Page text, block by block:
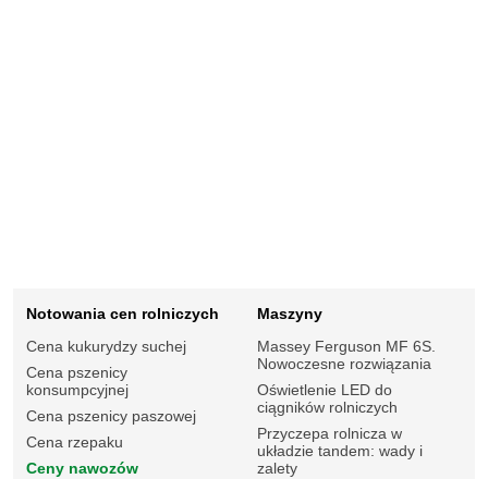
Notowania cen rolniczych
Cena kukurydzy suchej
Cena pszenicy
konsumpcyjnej
Cena pszenicy paszowej
Cena rzepaku
Ceny nawozów
Maszyny
Massey Ferguson MF 6S.
Nowoczesne rozwiązania
Oświetlenie LED do
ciągników rolniczych
Przyczepa rolnicza w
układzie tandem: wady i
zalety